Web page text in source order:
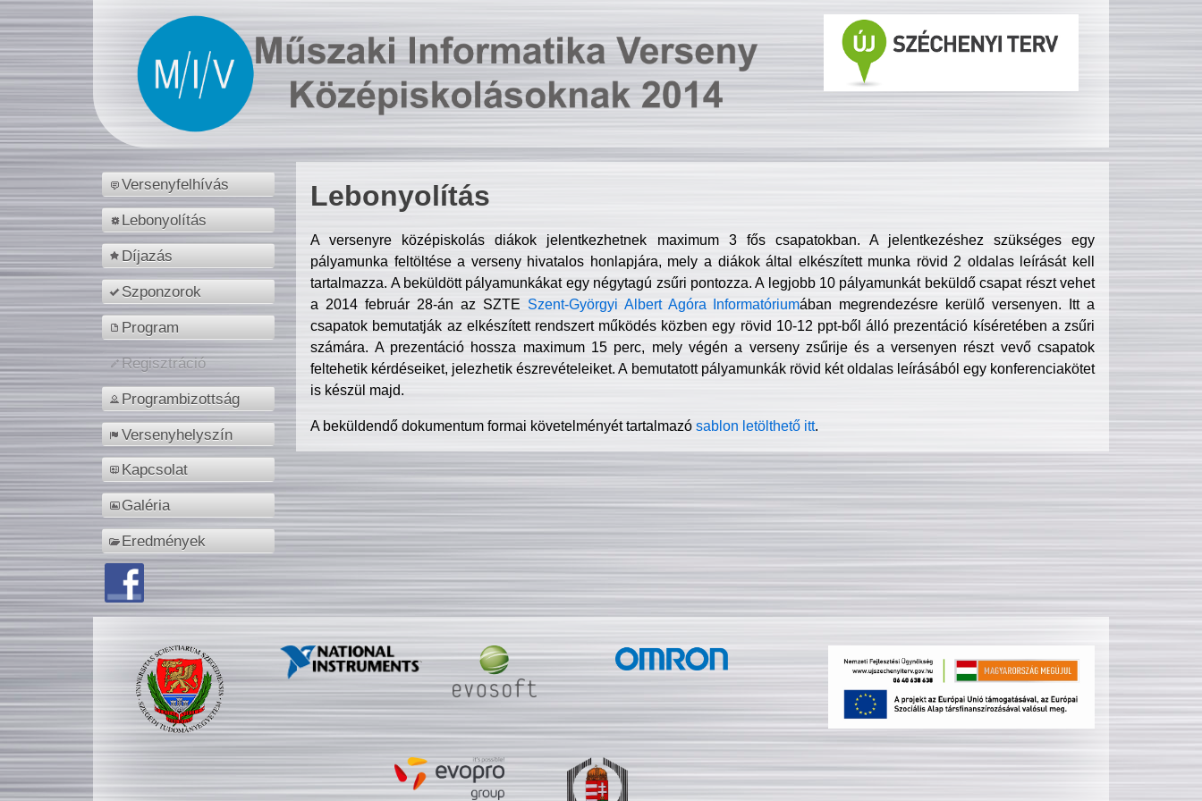
Versenyfelhívás
Lebonyolítás
Díjazás
Szponzorok
Program
Regisztráció
Programbizottság
Versenyhelyszín
Kapcsolat
Galéria
Eredmények
Lebonyolítás
A versenyre középiskolás diákok jelentkezhetnek maximum 3 fős csapatokban. A jelentkezéshez szükséges egy
pályamunka feltöltése a verseny hivatalos honlapjára, mely a diákok által elkészített munka rövid 2 oldalas leírását kell
tartalmazza. A beküldött pályamunkákat egy négytagú zsűri pontozza. A legjobb 10 pályamunkát beküldő csapat részt vehet
a 2014 február 28-án az SZTE Szent-Györgyi Albert Agóra Informatóriumában megrendezésre kerülő versenyen. Itt a
csapatok bemutatják az elkészített rendszert működés közben egy rövid 10-12 ppt-ből álló prezentáció kíséretében a zsűri
számára. A prezentáció hossza maximum 15 perc, mely végén a verseny zsűrije és a versenyen részt vevő csapatok
feltehetik kérdéseiket, jelezhetik észrevételeiket. A bemutatott pályamunkák rövid két oldalas leírásából egy konferenciakötet
is készül majd.
A beküldendő dokumentum formai követelményét tartalmazósablon letölthető itt.